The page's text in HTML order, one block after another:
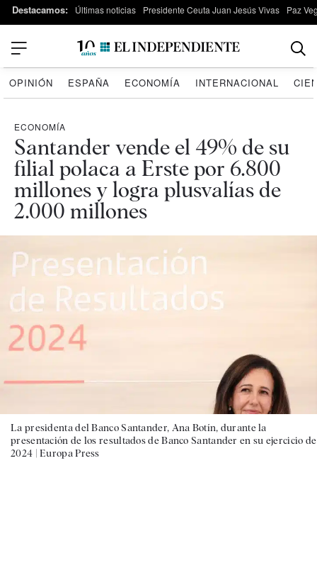
Destacamos: Últimas noticias Presidente Ceuta Juan Jesús Vivas Paz
OPINIÓN ESPAÑA ECONOMÍA INTERNACIONAL
ECONOMÍA
Santander vende el 49% de su
filial polaca a Erste por 6.800
millones y logra plusvalías de
2.000 millones
La presidenta del Banco Santander, Ana Botín, durante la
presentación de los resultados de Banco Santander en su ejercicio de
2024 |Europa Press